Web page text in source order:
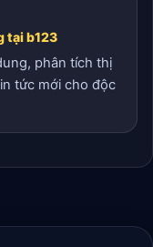
tại b123
phân tích thị
tức mới cho độc